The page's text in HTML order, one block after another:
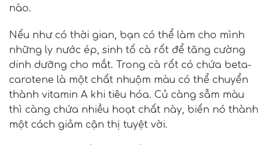
nào.
Nếu như có thời gian, bạn có thể làm cho mình
những ly nước ép, sinh tố cà rốt để tăng cường
dinh dưỡng cho mắt. Trong cà rốt có chứa beta-
carotene là một chất nhuộm màu có thể chuyển
thành vitamin A khi tiêu hóa. Củ càng sẫm màu
thì càng chứa nhiều hoạt chất này, biến nó thành
một cách giảm cận thị tuyệt vời.